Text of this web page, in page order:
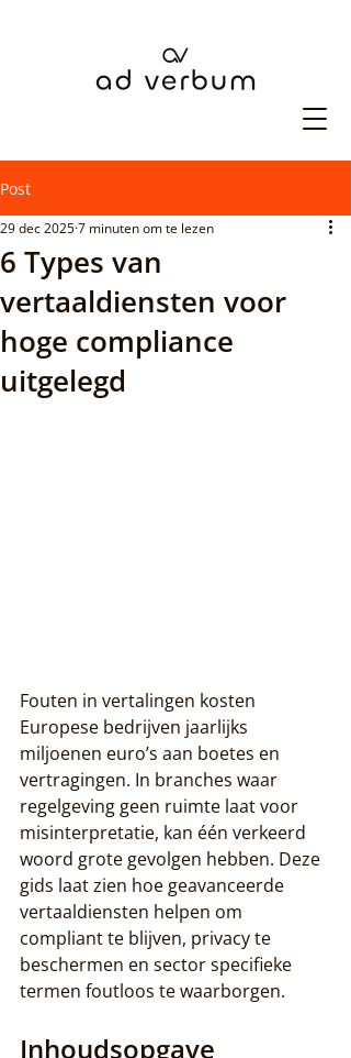
Post
6 Types van
vertaaldiensten voor
hoge compliance
uitgelegd
29 dec 20257 minuten om te lezen
Fouten in vertalingen kosten
Europese bedrijven jaarlijks
miljoenen euro’s aan boetes en
vertragingen. In branches waar
regelgeving geen ruimte laat voor
misinterpretatie, kan één verkeerd
woord grote gevolgen hebben. Deze
gids laat zien hoe geavanceerde
vertaaldiensten helpen om
compliant te blijven, privacy te
beschermen en sector specifieke
termen foutloos te waarborgen.
Inhoudsopgave